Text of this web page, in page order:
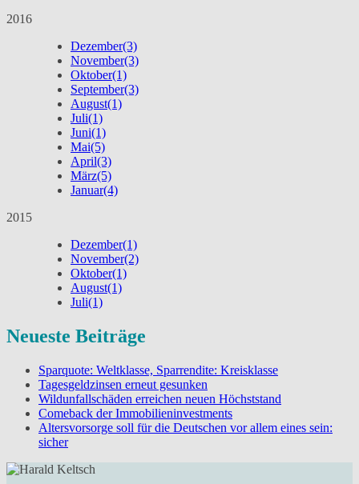
2016
Dezember(3)
November(3)
Oktober(1)
September(3)
August(1)
Juli(1)
Juni(1)
Mai(5)
April(3)
März(5)
Januar(4)
2015
Dezember(1)
November(2)
Oktober(1)
August(1)
Juli(1)
Neueste Beiträge
Sparquote: Weltklasse, Sparrendite: Kreisklasse
Tagesgeldzinsen erneut gesunken
Wildunfallschäden erreichen neuen Höchststand
Comeback der Immobilieninvestments
Altersvorsorge soll für die Deutschen vor allem eines sein:
sicher